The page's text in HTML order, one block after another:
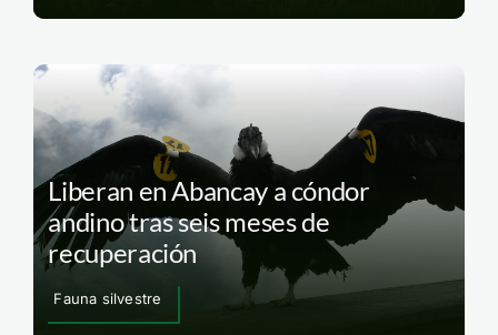
Liberan en Abancay a cóndor
andino tras seis meses de
recuperación
Fauna silvestre